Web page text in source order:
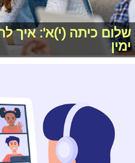
שלום כיתה (י)א': איך
ימין